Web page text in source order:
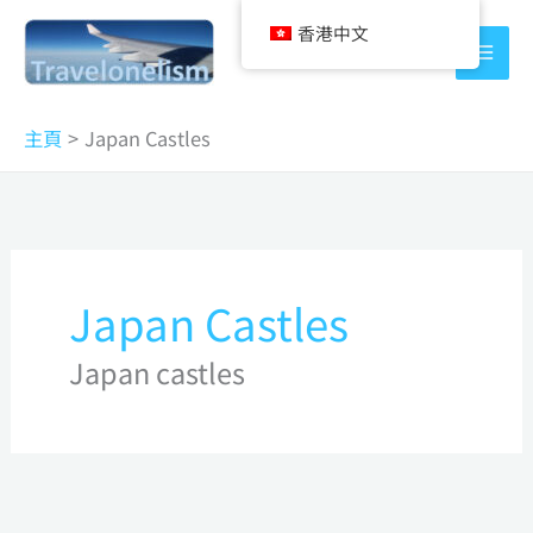
Skip
content
主頁 Japan Castles
Japan Castles
Japan castles
香港中文